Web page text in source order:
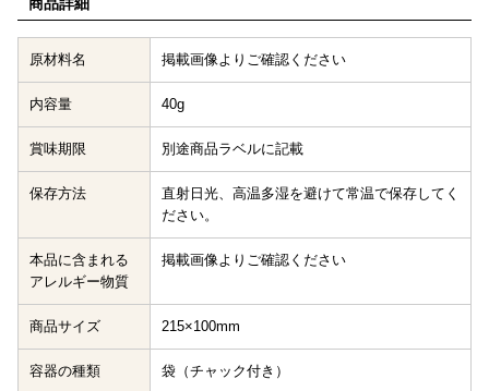
原材料名 掲載画像よりご確認ください
内容量 40g
賞味期限 別途商品ラベルに記載
保存方法
直射日光、高温多湿を避けて常温で保存してく
ださい。
本品に含まれる
アレルギー物質
掲載画像よりご確認ください
商品サイズ 215×100mm
容器の種類 袋（チャック付き）